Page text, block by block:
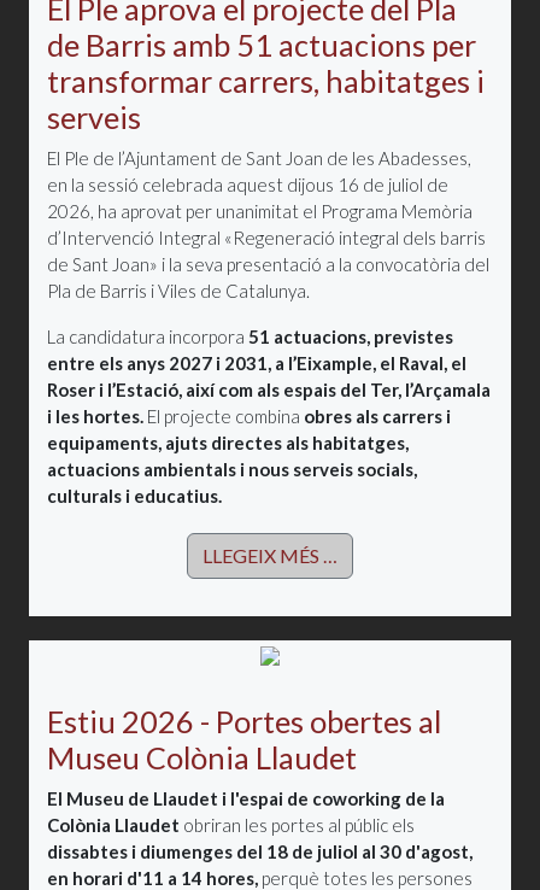
El Ple aprova el projecte del Pla
de Barris amb 51 actuacions per
transformar carrers, habitatges i
serveis
El Ple de l’Ajuntament de Sant Joan de les Abadesses,
en la sessió celebrada aquest dijous 16 de juliol de
2026, ha aprovat per unanimitat el Programa Memòria
d’Intervenció Integral «Regeneració integral dels barris
de Sant Joan» i la seva presentació a la convocatòria del
Pla de Barris i Viles de Catalunya.
La candidatura incorpora 51 actuacions, previstes
entre els anys 2027 i 2031, a l’Eixample, el Raval, el
Roser i l’Estació, així com als espais del Ter, l’Arçamala
i les hortes. El projecte combina obres als carrers i
equipaments, ajuts directes als habitatges,
actuacions ambientals i nous serveis socials,
culturals i educatius.
LLEGEIX MÉS …
Estiu 2026 - Portes obertes al
Museu Colònia Llaudet
El Museu de Llaudet i l'espai de coworking de la
Colònia Llaudet obriran les portes al públic els
dissabtes i diumenges del 18 de juliol al 30 d'agost,
en horari d'11 a 14 hores, perquè totes les persones